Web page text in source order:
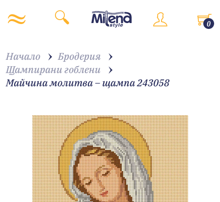
0
Начало
Бродерия
Щампирани гоблени
Майчина молитва – щампа 243058